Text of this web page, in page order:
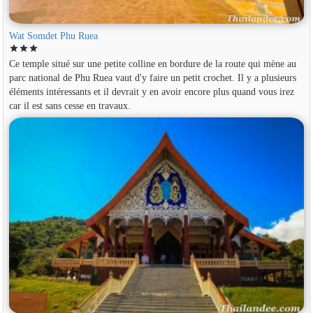
Wat Somdet Phu Ruea
starstarstar
Ce temple situé sur une petite colline en bordure de la route qui mène au
parc national de Phu Ruea vaut d'y faire un petit crochet. Il y a plusieurs
éléments intéressants et il devrait y en avoir encore plus quand vous irez
car il est sans cesse en travaux.